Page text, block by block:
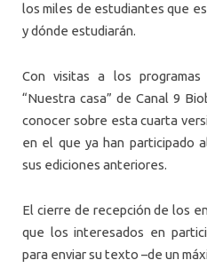
los miles de estudiantes que
y dónde estudiarán.
Con visitas a los
“Nuestra casa” de Canal 9
conocer sobre esta cuarta
en el que ya han participado
sus ediciones anteriores.
El cierre de recepción de los
que los interesados en
para enviar su texto –de un